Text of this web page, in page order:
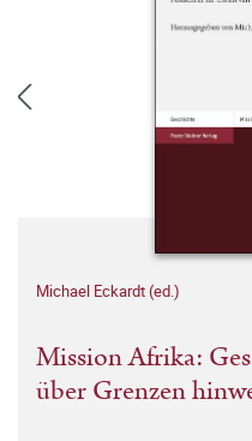
Michael Eckardt (ed.)
Mission Afrika:
über Grenzen